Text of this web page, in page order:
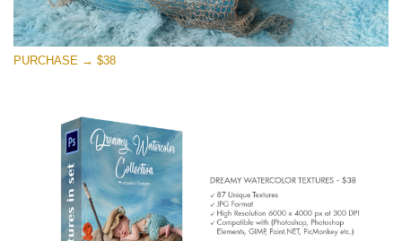
Large 6000*4000px
Descarga gratis
PURCHASE → $38